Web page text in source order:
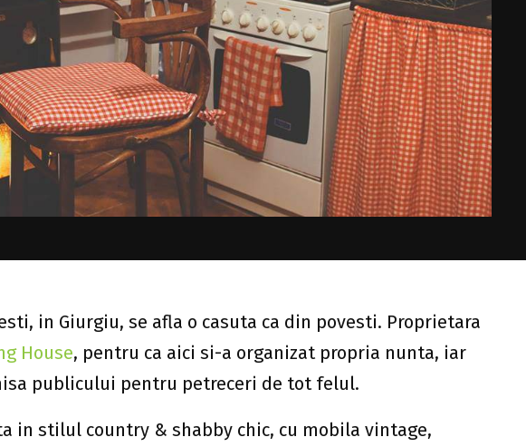
in Giurgiu, se afla o casuta ca din povesti. Proprietara
House, pentru ca aici si-a organizat propria nunta, iar
publicului pentru petreceri de tot felul.
in stilul country & shabby chic, cu mobila vintage,